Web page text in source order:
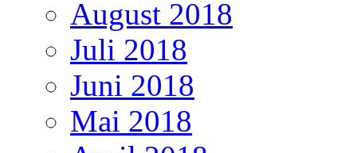
August 2018
Juli 2018
Juni 2018
Mai 2018